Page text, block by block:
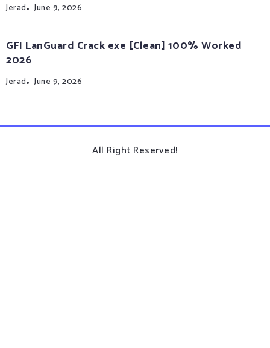
Jerad June 9, 2026
GFI LanGuard Crack exe [Clean] 100% Worked
2026
Jerad June 9, 2026
All Right Reserved!